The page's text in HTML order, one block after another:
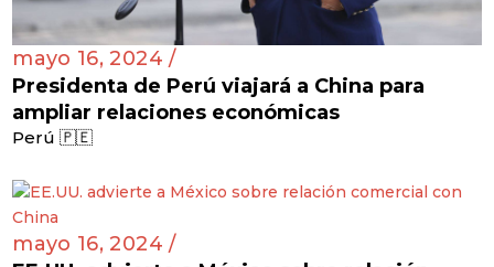
mayo 16, 2024 /
Presidenta de Perú viajará a China para
ampliar relaciones económicas
Perú 🇵🇪
mayo 16, 2024 /